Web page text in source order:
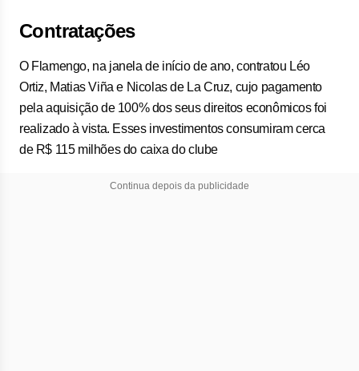
Contratações
O Flamengo, na janela de início de ano, contratou Léo
Ortiz, Matias Viña e Nicolas de La Cruz, cujo pagamento
pela aquisição de 100% dos seus direitos econômicos foi
realizado à vista. Esses investimentos consumiram cerca
de R$ 115 milhões do caixa do clube
Continua depois da publicidade